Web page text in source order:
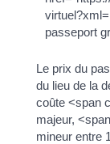
passeport
Le prix du
du lieu de la
coûte <span
majeur,
mineur entre